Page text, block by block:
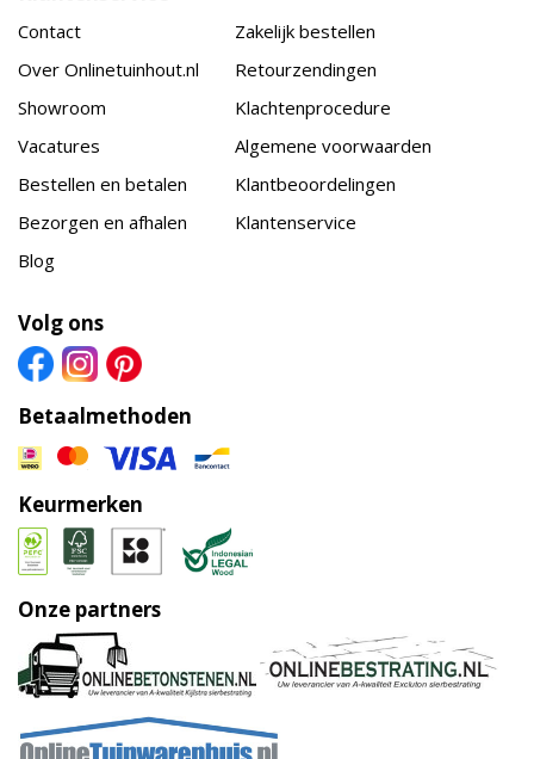
Contact
Over Onlinetuinhout.nl
Showroom
Vacatures
Bestellen en betalen
Bezorgen en afhalen
Blog
Zakelijk bestellen
Retourzendingen
Klachtenprocedure
Algemene voorwaarden
Klantbeoordelingen
Klantenservice
Volg ons
Betaalmethoden
Keurmerken
Onze partners